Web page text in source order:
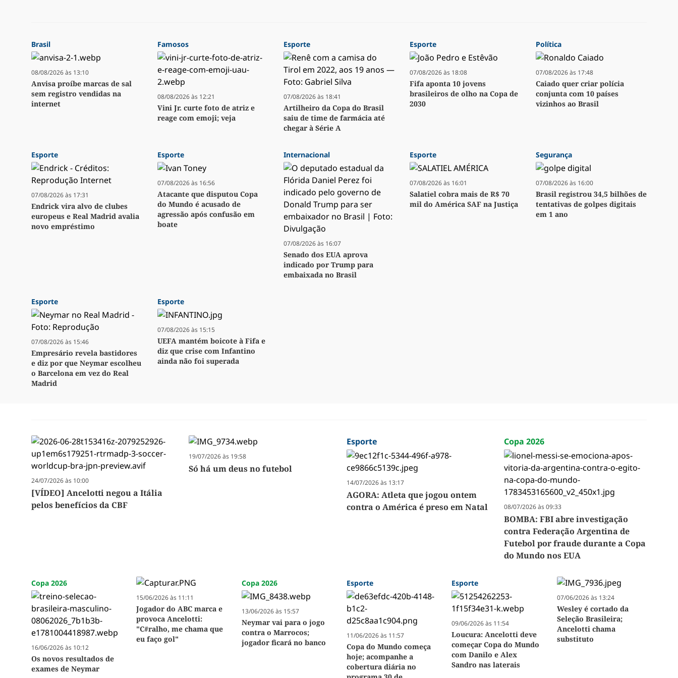
Brasil
08/08/2026 às 13:10
Anvisa proíbe marcas de sal
sem registro vendidas na
internet
Famosos
08/08/2026 às 12:21
Vini Jr. curte foto de atriz e
reage com emoji; veja
Esporte
07/08/2026 às 18:41
Artilheiro da Copa do Brasil
saiu de time de farmácia até
chegar à Série A
Esporte
07/08/2026 às 18:08
Fifa aponta 10 jovens
brasileiros de olho na Copa de
2030
Política
07/08/2026 às 17:48
Caiado quer criar polícia
conjunta com 10 países
vizinhos ao Brasil
Esporte
07/08/2026 às 17:31
Endrick vira alvo de clubes
europeus e Real Madrid avalia
novo empréstimo
Esporte
07/08/2026 às 16:56
Atacante que disputou Copa
do Mundo é acusado de
agressão após confusão em
boate
Internacional
07/08/2026 às 16:07
Senado dos EUA aprova
indicado por Trump para
embaixada no Brasil
Esporte
07/08/2026 às 16:01
Salatiel cobra mais de R$ 70
mil do América SAF na Justiça
Segurança
07/08/2026 às 16:00
Brasil registrou 34,5 bilhões de
tentativas de golpes digitais
em 1 ano
Esporte
07/08/2026 às 15:46
Empresário revela bastidores
e diz por que Neymar escolheu
o Barcelona em vez do Real
Madrid
Esporte
07/08/2026 às 15:15
UEFA mantém boicote à Fifa e
diz que crise com Infantino
ainda não foi superada
24/07/2026 às 10:00
[VÍDEO] Ancelotti negou a Itália
pelos benefícios da CBF
19/07/2026 às 19:58
Só há um deus no futebol
Esporte
14/07/2026 às 13:17
AGORA: Atleta que jogou ontem
contra o América é preso em Natal
Copa 2026
08/07/2026 às 09:33
BOMBA: FBI abre investigação
contra Federação Argentina de
Futebol por fraude durante a Copa
do Mundo nos EUA
Copa 2026
16/06/2026 às 10:12
Os novos resultados de
exames de Neymar
15/06/2026 às 11:11
Jogador do ABC marca e
provoca Ancelotti:
"C#ralho, me chama que
eu faço gol"
Copa 2026
13/06/2026 às 15:57
Neymar vai para o jogo
contra o Marrocos;
jogador ficará no banco
Esporte
11/06/2026 às 11:57
Copa do Mundo começa
hoje; acompanhe a
cobertura diária no
Esporte
09/06/2026 às 11:54
Loucura: Ancelotti deve
começar Copa do Mundo
com Danilo e Alex
Sandro nas laterais
07/06/2026 às 13:24
Wesley é cortado da
Seleção Brasileira;
Ancelotti chama
substituto